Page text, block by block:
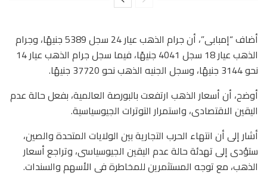
أضاف “إمبابى”، أن جرام الذهب عيار 24 سجل 5389 جنيهًا، وجرام
الذهب عيار 18 سجل 4041 جنيهًا، فيما سجل جرام الذهب عيار 14
نحو 3144 جنيهًا، وسجل الجنيه الذهب نحو 37720 جنيهًا.
أوضح، أن أسعار الذهب ارتفعت بالبورصة العالمية، بفعل حالة عدم
اليقين الاقتصادى، واستمرار التوترات الجيوسياسية.
أشار إلى أن انتهاء الحرب التجارية بين الولايات المتحدة والصين،
ستؤدى إلى تهدئة حالة عدم اليقين الجيوسياسى، وتراجع أسعار
الذهب، مع توجه المستثمرين للمخاطرة فى الأسهم والسندات.